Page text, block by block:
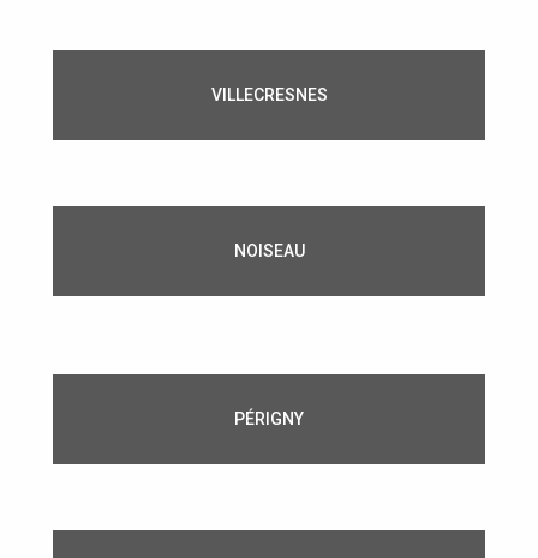
VILLECRESNES
NOISEAU
PÉRIGNY